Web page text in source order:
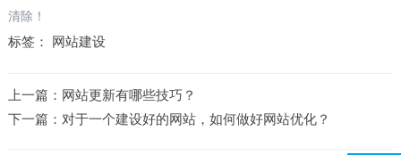
清除！
标签： 网站建设
上一篇： 网站更新有哪些技巧？
下一篇： 对于一个建设好的网站，如何做好网站优化？